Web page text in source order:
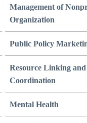
Management of
Organization
Public Policy
Resource Linking
Coordination
Mental Health